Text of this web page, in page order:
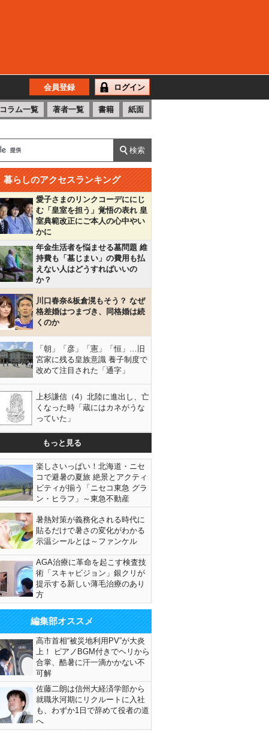
会員登録 ログイン
コラム一覧 著者一覧 書籍 紙面
暮らしのアクセスランキング
愛子さまのリンクコーデににじ
む「皇室を担う」覚悟の表れ 皇
室典範改正にご本人の心中やい
かに
年金生活者を悩ませる墓問題 維
持費も「墓じまい」の費用も払
えない人はどうすればいいの
か？
川口春奈&板倉滉もそう？ なぜ
格差婚はつまづき、同格婚は続
くのか
「朝」「彦」「憲」「恒」…旧
宮家に残る皇族意識 養子制度で
改めて注目された「通字」
上杉謙信（4）北陸に進出し、亡
くなった時「蔵にはカネがうな
っていた」
もっと見る
楽しさいっぱい！北海道・ニセ
コで避暑の夏旅 絶景とアクティ
ビティが揃う「ニセコ東急 グラ
ン・ヒラフ」～東急不動産
暑熱対策が義務化される時代に
貼るだけで暑さの変化がわかる
示温シールとは～ファンケル
AGA治療に革命を起こす検査技
術「スキャビジョン」銀クリが
提示する新しい薄毛治療のあり
方
編集部オススメ
高市首相“被災地利用PV”が大炎
上！ ピアノBGM付きでヘリから
合掌、酷暑に汗一滴かかない不
可解
佐藤二朗は信州大経済学部から
就職氷河期にリクルートに入社
も、わずか1日で辞めて役者の道
へ